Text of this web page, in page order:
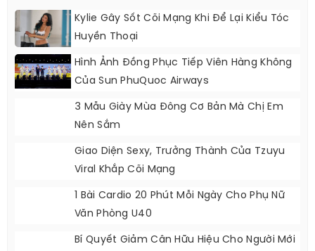
Kylie Gây Sốt Cõi Mạng Khi Để Lại Kiểu Tóc
Huyền Thoại
Hình Ảnh Đồng Phục Tiếp Viên Hàng Không
Của Sun PhuQuoc Airways
3 Mẫu Giày Mùa Đông Cơ Bản Mà Chị Em
Nên Sắm
Giao Diện Sexy, Trưởng Thành Của Tzuyu
Viral Khắp Cõi Mạng
1 Bài Cardio 20 Phút Mỗi Ngày Cho Phụ Nữ
Văn Phòng U40
Bí Quyết Giảm Cân Hữu Hiệu Cho Người Mới